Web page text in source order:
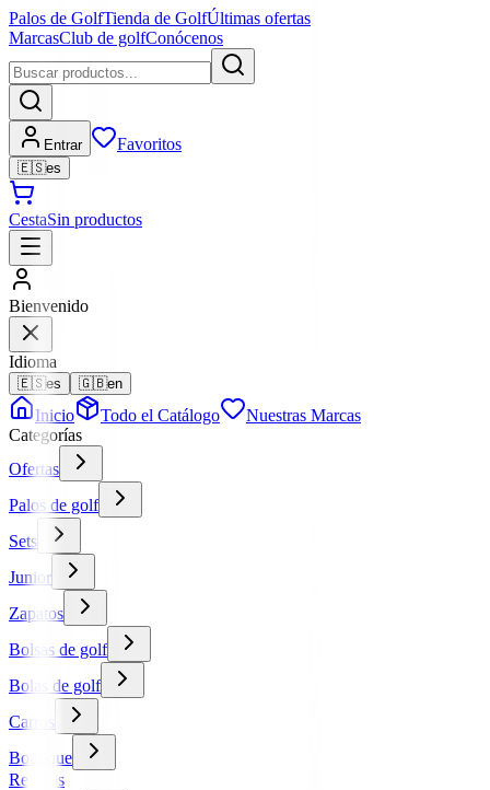
Palos de GolfTienda de GolfÚltimas ofertas
MarcasClub de golfConócenos
Entrar Favoritos
🇪🇸es
CestaSin productos
Bienvenido
Idioma
🇪🇸es 🇬🇧en
Inicio Todo el Catálogo
Nuestras Marcas
Categorías
Ofertas
Palos de golf
Sets
Junior
Zapatos
Bolsas de golf
Bolas de golf
Carros
Boutique
Regalos